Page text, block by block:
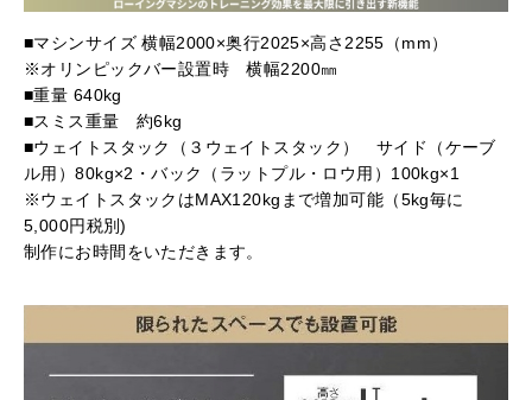
■マシンサイズ 横幅2000×奥行2025×高さ2255（mm）
※オリンピックバー設置時 横幅2200㎜
■重量 640kg
■スミス重量 約6kg
■ウェイトスタック（３ウェイトスタック） サイド（ケーブ
ル用）80kg×2・バック（ラットプル・ロウ用）100kg×1
※ウェイトスタックはMAX120kgまで増加可能（5kg毎に
5,000円税別)
制作にお時間をいただきます。